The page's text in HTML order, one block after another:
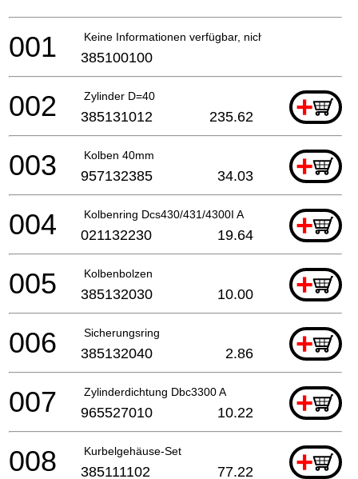
Keine Informationen verfügbar, nicht bestellbar
001 385100100
Zylinder D=40 +
002 385131012 235.62
Kolben 40mm +
003 957132385 34.03
Kolbenring Dcs430/431/4300I A +
004 021132230 19.64
Kolbenbolzen +
005 385132030 10.00
Sicherungsring +
006 385132040 2.86
Zylinderdichtung Dbc3300 A +
007 965527010 10.22
Kurbelgehäuse-Set +
008 385111102 77.22